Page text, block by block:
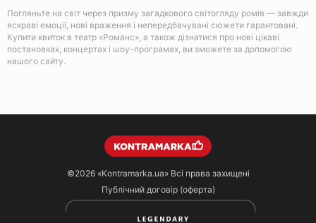
Погляньте на світ через призму загадкового світогляду ромів — завжди
яскраві емоції, нові враження і непередбачувані сюжети гарантовані.
Купити квиток в театр «Романс», а також дізнатися про нові цікаві
постановках, концертах і шоу-програмах, ви зможете за допомогою
нашого сайту.
©2026 «Kontramarka.ua»Всі права захищені
Публічний договір (оферта)